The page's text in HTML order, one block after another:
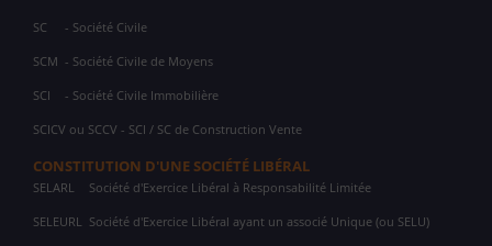
SC - Société Civile
SCM - Société Civile de Moyens
SCI - Société Civile Immobilière
SCICV ou SCCV - SCI / SC de Construction Vente
CONSTITUTION D'UNE SOCIÉTÉ LIBÉRAL
SELARL Société d'Exercice Libéral à Responsabilité Limitée
SELEURL Société d'Exercice Libéral ayant un associé Unique (ou SELU)